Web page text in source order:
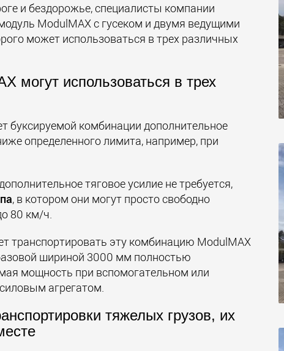
и бездорожье, специалисты компании
ModulMAX с гусеком и двумя ведущими
может использоваться в трех различных
могут использоваться в трех
буксируемой комбинации дополнительное
определенного лимита, например, при
тяговое усилие не требуется,
, в котором они могут просто свободно
80 км/ч.
транспортировать эту комбинацию ModulMAX
шириной 3000 мм полностью
мощность при вспомогательном или
агрегатом.
тяжелых грузов, их